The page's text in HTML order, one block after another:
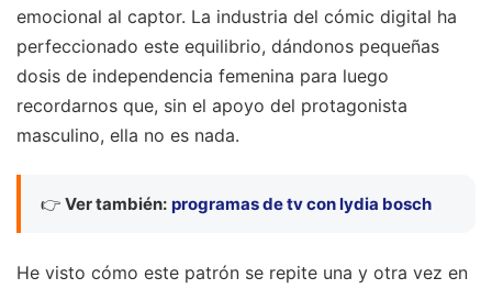
emocional al captor. La industria del cómic digital ha
perfeccionado este equilibrio, dándonos pequeñas
dosis de independencia femenina para luego
recordarnos que, sin el apoyo del protagonista
masculino, ella no es nada.
👉 Ver también: programas de tv con lydia bosch
He visto cómo este patrón se repite una y otra vez en